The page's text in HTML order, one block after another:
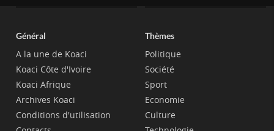
Général
A la une de Koaci
Koaci Côte d'Ivoire
Koaci Afrique
Archives Koaci
Conditions d'utilisation
Thèmes
Politique
Société
Sport
Economie
Culture